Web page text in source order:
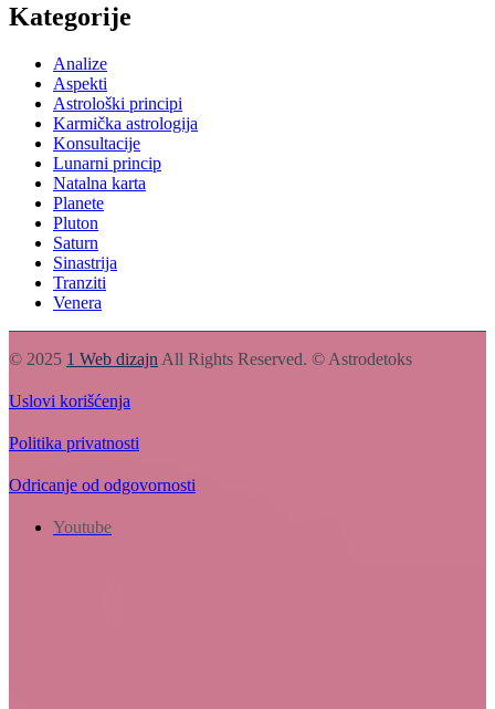
Kategorije
Analize
Aspekti
Astrološki principi
Karmička astrologija
Konsultacije
Lunarni princip
Natalna karta
Planete
Pluton
Saturn
Sinastrija
Tranziti
Venera
© 2025 1 Web dizajn All Rights Reserved. © Astrodetoks
Uslovi korišćenja
Politika privatnosti
Odricanje od odgovornosti
Youtube